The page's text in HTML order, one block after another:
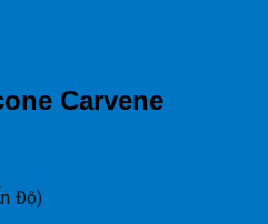
Carvene
Độ)